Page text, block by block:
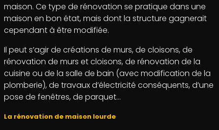
maison. Ce type de rénovation se pratique dans une
maison en bon état, mais dont la structure gagnerait
cependant à être modifiée.
Il peut s’agir de créations de murs, de cloisons, de
rénovation de murs et cloisons, de rénovation de la
cuisine ou de la salle de bain (avec modification de la
plomberie), de travaux d’électricité conséquents, d’une
pose de fenêtres, de parquet…
La rénovation de maison lourde